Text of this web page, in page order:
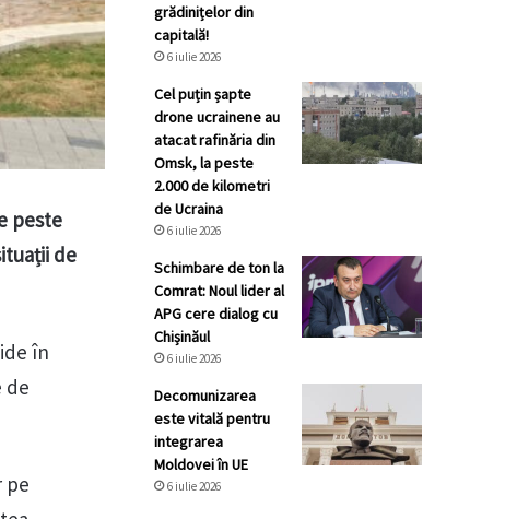
peste
de
în
de
pe
grădinițelor din
capitală!
6 iulie 2026
Cel puțin șapte
drone ucrainene au
atacat rafinăria din
Omsk, la peste
2.000 de kilometri
de Ucraina
6 iulie 2026
Schimbare de ton la
Comrat: Noul lider al
APG cere dialog cu
Chișinăul
6 iulie 2026
Decomunizarea
este vitală pentru
integrarea
Moldovei în UE
6 iulie 2026